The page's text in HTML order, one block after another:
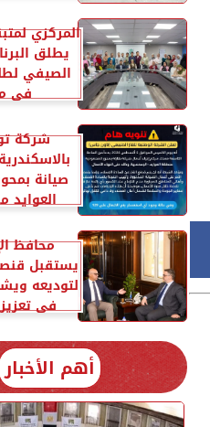
المركزي
يطلق
الصيفي
في
شركة
صيانة
العوايد
محافظ
يستقبل
لتوديعه
في
أهم الأخبار